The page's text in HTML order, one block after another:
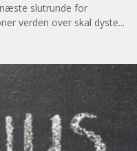
slutrunde for
verden over skal dyste...